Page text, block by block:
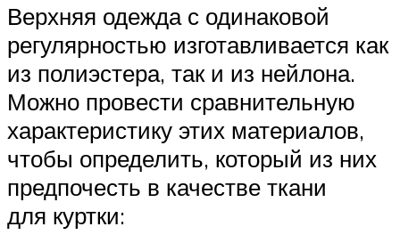
Верхняя одежда с одинаковой
регулярностью изготавливается как
из полиэстера, так и из нейлона.
Можно провести сравнительную
характеристику этих материалов,
чтобы определить, который из них
предпочесть в качестве ткани
для куртки: